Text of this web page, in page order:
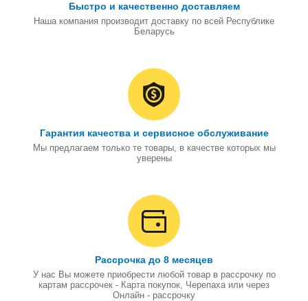
Быстро и качественно доставляем
Наша компания производит доставку по всей Республике
Беларусь
Гарантия качества и сервисное обслуживание
Мы предлагаем только те товары, в качестве которых мы
уверены
Рассрочка до 8 месяцев
У нас Вы можете приобрести любой товар в рассрочку по
картам рассрочек - Карта покупок, Черепаха или через
Онлайн - рассрочку